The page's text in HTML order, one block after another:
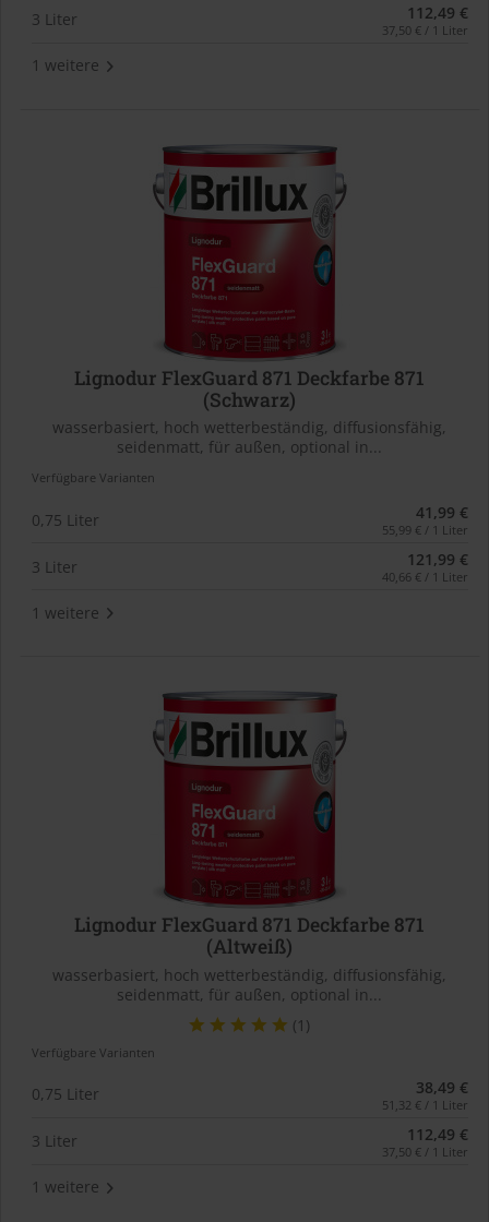
3 Liter 112,49 €
37,50 € / 1 Liter
1 weitere
Lignodur FlexGuard 871 Deckfarbe 871
(Schwarz)
wasserbasiert, hoch wetterbeständig, diffusionsfähig,
seidenmatt, für außen, optional in...
Verfügbare Varianten
0,75 Liter 41,99 €
55,99 € / 1 Liter
3 Liter 121,99 €
40,66 € / 1 Liter
1 weitere
Lignodur FlexGuard 871 Deckfarbe 871
(Altweiß)
wasserbasiert, hoch wetterbeständig, diffusionsfähig,
seidenmatt, für außen, optional in...
(1)
Verfügbare Varianten
0,75 Liter 38,49 €
51,32 € / 1 Liter
3 Liter 112,49 €
37,50 € / 1 Liter
1 weitere